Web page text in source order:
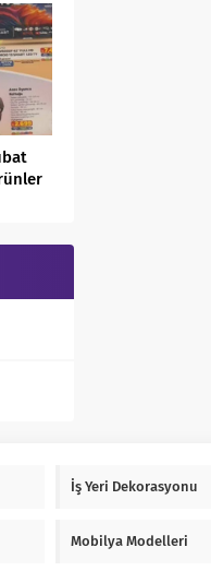
İş Yeri Dekorasyonu
Mobilya Modelleri